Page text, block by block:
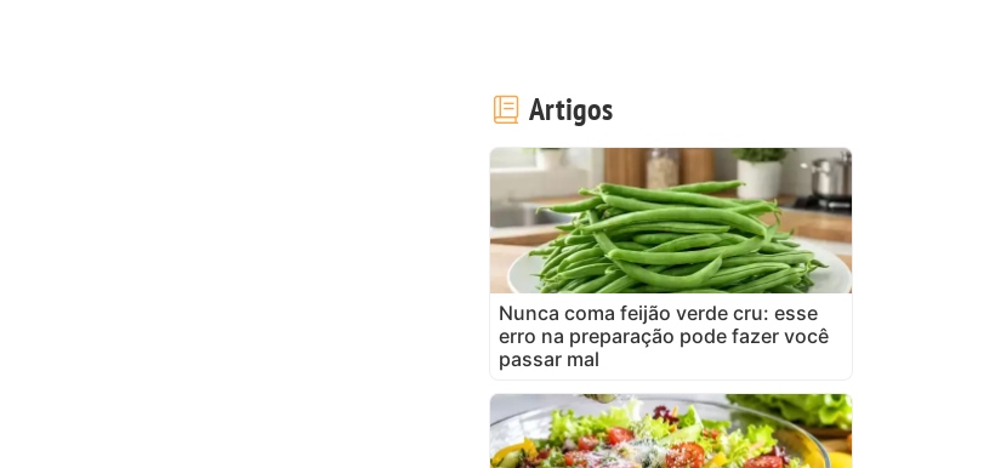
Artigos
Nunca coma feijão verde cru: esse
erro na preparação pode fazer você
passar mal